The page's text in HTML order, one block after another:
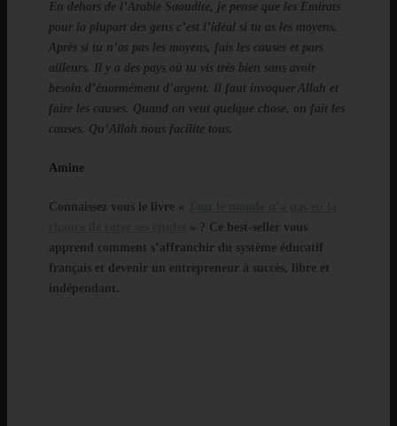
En dehors de l’Arabie Saoudite, je pense que les Emirats
pour la plupart des gens c’est l’idéal si tu as les moyens.
Après si tu n’as pas les moyens, fais les causes et pars
ailleurs. Il y a des pays où tu vis très bien sans avoir
besoin d’énormément d’argent. Il faut invoquer Allah et
faire les causes. Quand on veut quelque chose, on fait les
causes. Qu’Allah nous facilite tous.
Amine
Connaissez vous le livre «
» ? Ce best-seller vous
apprend comment s’affranchir du système éducatif
français et devenir un entrepreneur à succès, libre et
indépendant.